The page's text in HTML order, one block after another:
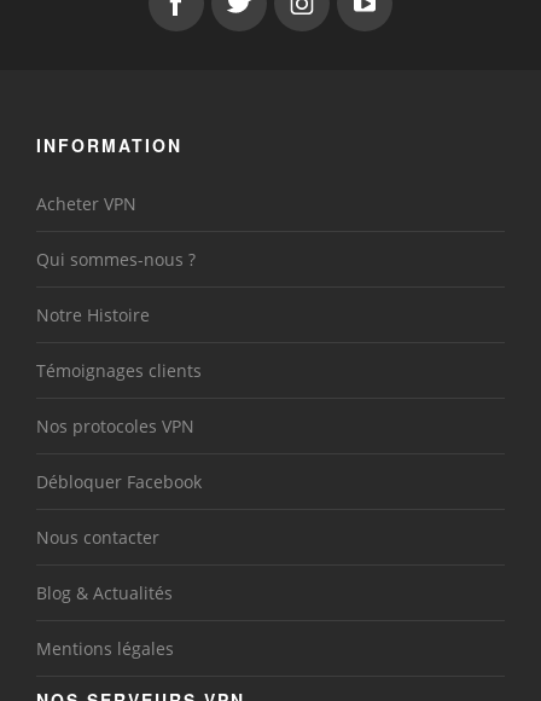
INFORMATION
Acheter VPN
Qui sommes-nous ?
Notre Histoire
Témoignages clients
Nos protocoles VPN
Débloquer Facebook
Nous contacter
Blog & Actualités
Mentions légales